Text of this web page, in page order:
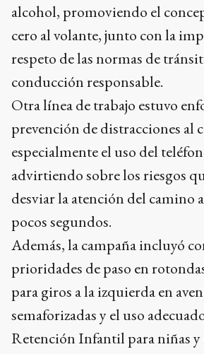
alcohol, promoviendo el
cero al volante, junto con la
respeto de las normas de
conducción responsable.
Otra línea de trabajo estuvo
prevención de distracciones al
especialmente el uso del
advirtiendo sobre los riesgos
desviar la atención del camino
pocos segundos.
Además, la campaña incluyó
prioridades de paso en
para giros a la izquierda en
semaforizadas y el uso
Retención Infantil para niñas y